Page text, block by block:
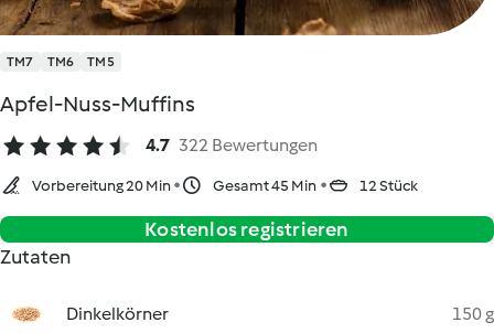
TM7 TM6 TM5
Apfel-Nuss-Muffins
4.7 322 Bewertungen
Vorbereitung 20 Min Gesamt 45 Min 12 Stück
Kostenlos registrieren
Zutaten
Dinkelkörner 150 g